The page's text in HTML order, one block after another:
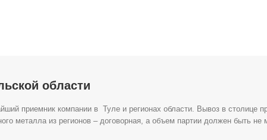
области
приемник компании в Туле и регионах области. Вывоз в столице
металла из регионов – договорная, а объем партии должен быть не